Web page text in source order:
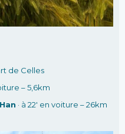
de Celles
– 5,6km
· à 22′ en voiture – 26km